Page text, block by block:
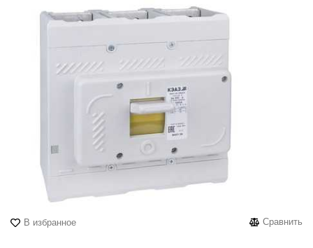
В избранное Сравнить